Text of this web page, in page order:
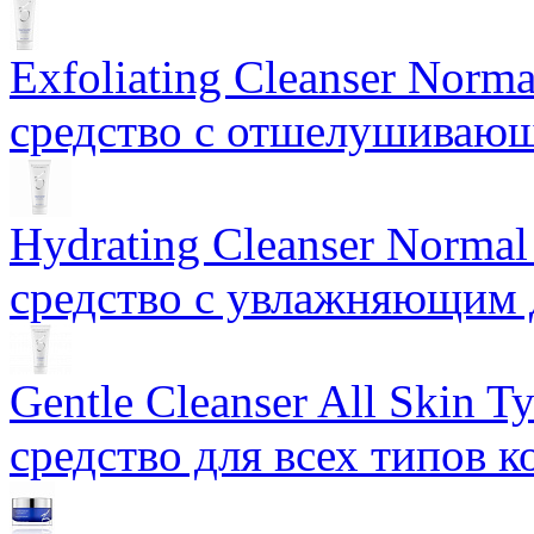
Exfoliating Cleanser
средство с
Hydrating Cleanser
средство с увлажняющим
Gentle Cleanser All Skin
средство для всех типов